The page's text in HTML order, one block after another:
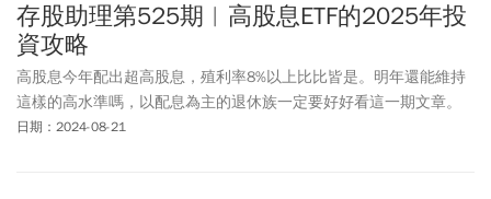
存股助理第525期︱高股息ETF的2025年投
資攻略
高股息今年配出超高股息，殖利率8%以上比比皆是。明年還能維持
這樣的高水準嗎，以配息為主的退休族一定要好好看這一期文章。
日期：2024-08-21